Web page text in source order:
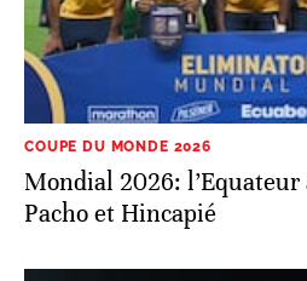
COUPE DU MONDE 2026
Mondial 2026: l’Equateur
Pacho et Hincapié